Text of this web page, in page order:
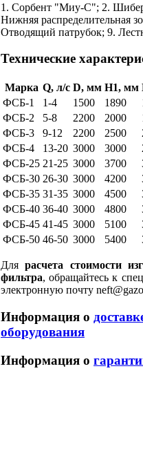
1. Сорбент "Миу-С"; 2.
Нижняя распределительная
Отводящий патрубок; 9.
Технические
Марка Q, л/с D, мм H1, мм
ФСБ-1
1-4 1500 1890
ФСБ-2
5-8 2200 2000
ФСБ-3
9-12 2200 2500
ФСБ-4
13-20 3000 3000
ФСБ-25 21-25 3000 3700
ФСБ-30 26-30 3000 4200
ФСБ-35 31-35 3000 4500
ФСБ-40 36-40 3000 4800
ФСБ-45 41-45 3000 5100
ФСБ-50 46-50 3000 5400
Длярасчета стоимости
фильтра, обращайтесь к
электронную почту
Информация о
оборудования
Информация о